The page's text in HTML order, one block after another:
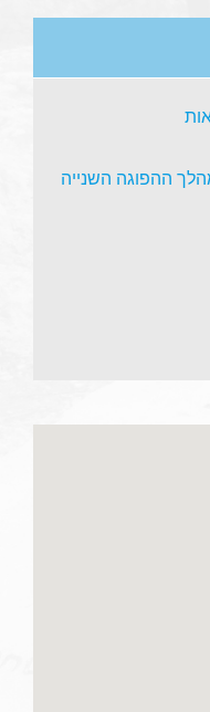
ההפוגה השנייה